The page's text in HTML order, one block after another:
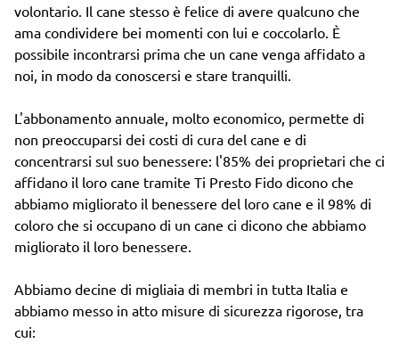
volontario. Il cane stesso è felice di avere qualcuno che
ama condividere bei momenti con lui e coccolarlo. È
possibile incontrarsi prima che un cane venga affidato a
noi, in modo da conoscersi e stare tranquilli.
L'abbonamento annuale, molto economico, permette di
non preoccuparsi dei costi di cura del cane e di
concentrarsi sul suo benessere: l'85% dei proprietari che ci
affidano il loro cane tramite Ti Presto Fido dicono che
abbiamo migliorato il benessere del loro cane e il 98% di
coloro che si occupano di un cane ci dicono che abbiamo
migliorato il loro benessere.
Abbiamo decine di migliaia di membri in tutta Italia e
abbiamo messo in atto misure di sicurezza rigorose, tra
cui: